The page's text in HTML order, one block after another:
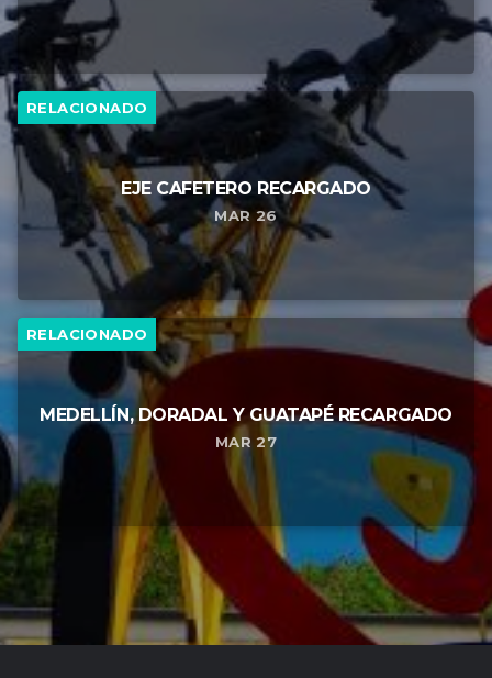
RELACIONADO
EJE CAFETERO RECARGADO
MAR 26
RELACIONADO
MEDELLÍN, DORADAL Y GUATAPÉ RECARGADO
MAR 27